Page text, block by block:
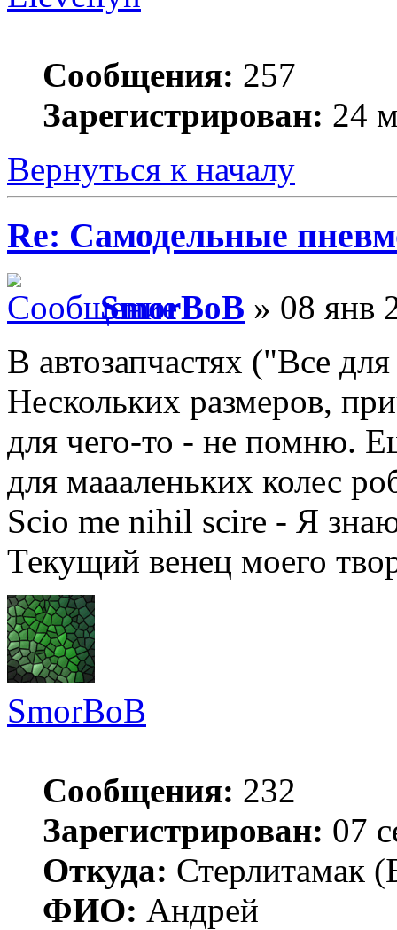
Сообщения: 257
Зарегистрирован: 24
Вернуться к началу
Re: Самодельные
SmorBoB » 08 янв
В автозапчастях ("Все
Нескольких размеров,
для чего-то - не помню.
для маааленьких колес
Scio me nihil scire - Я
Текущий венец моего
SmorBoB
Сообщения: 232
Зарегистрирован: 07
Откуда: Стерлитамак
ФИО: Андрей